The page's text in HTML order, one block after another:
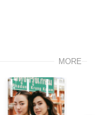
MORE